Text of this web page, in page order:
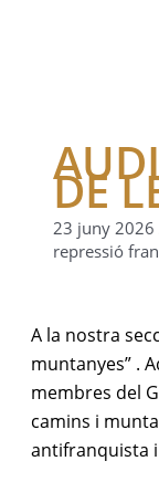
DE
23 juny 2026
repressió
A la nostra
muntanyes” .
membres del
camins i
antifranquista